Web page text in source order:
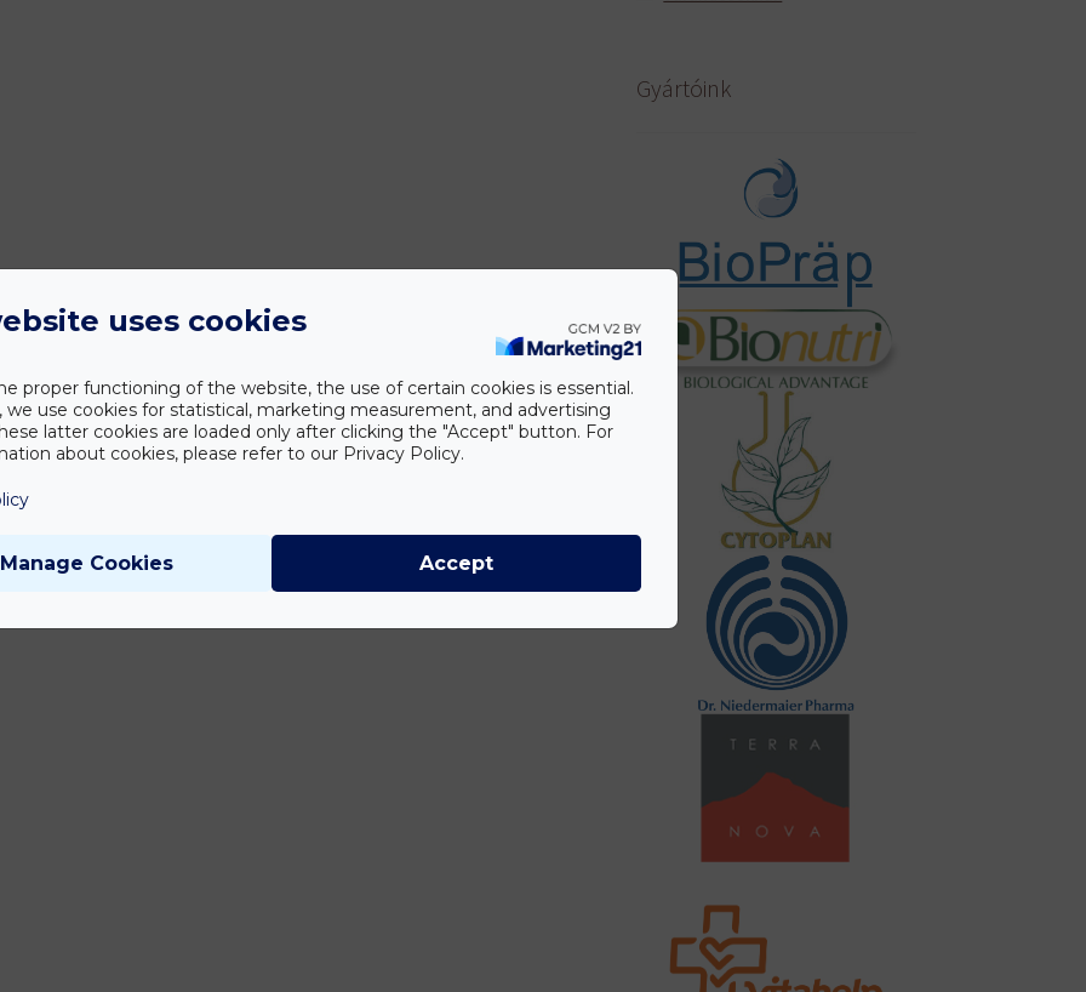
Gyártóink
uses cookies
proper functioning of the website, the use of certain cookies is essential.
we use cookies for statistical, marketing measurement, and advertising
latter cookies are loaded only after clicking the "Accept" button. For
about cookies, please refer to our Privacy Policy.
Manage Cookies Accept